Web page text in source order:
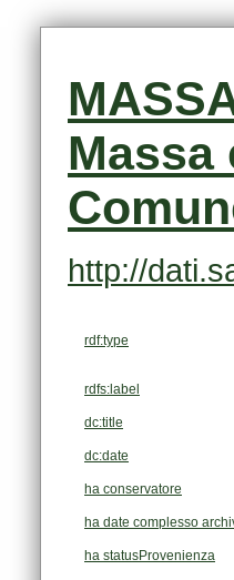
http://
rdf:type
rdfs:label
dc:title
dc:date
ha conservatore
ha date complesso
ha statusProvenienza